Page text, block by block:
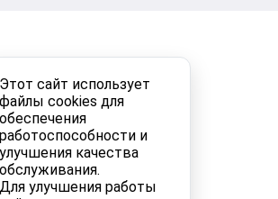
Этот сайт использует
файлы cookies для
обеспечения
работоспособности и
улучшения качества
обслуживания.
Для улучшения работы